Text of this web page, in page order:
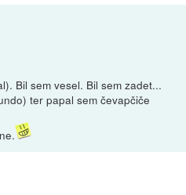
Bil sem vesel. Bil sem zadet...
ter papal sem čevapčiče